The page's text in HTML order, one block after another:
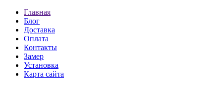
Главная
Блог
Доставка
Оплата
Контакты
Замер
Установка
Карта сайта